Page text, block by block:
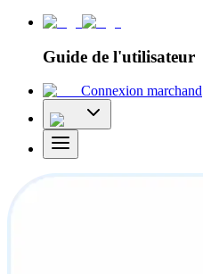
Guide de l'utilisateur
Connexion marchand